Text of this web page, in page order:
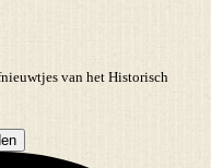
van het Historisch